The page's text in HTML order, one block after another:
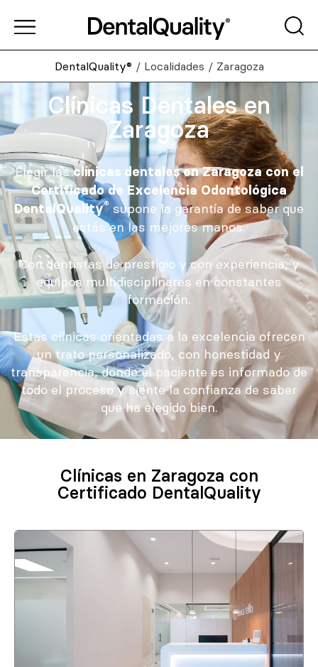
DentalQuality® / Localidades / Zaragoza
Clínicas Dentales en
Zaragoza
Elegir lasclínicas dentales en Zaragoza con el
Certificado de Excelencia Odontológica
DentalQuality®supone la garantía de saber que
estás en las mejores manos.
Con dentistas de prestigio y con experiencia, y
equipos multidisciplinares en constantes
formación.
Estas clínicas orientadas a la excelencia ofrecen
un trato personalizado, con honestidad y
transparencia, donde el paciente es informado de
todo el proceso y siente la confianza de saber
que ha elegido bien.
Clínicas en Zaragoza con
Certificado DentalQuality